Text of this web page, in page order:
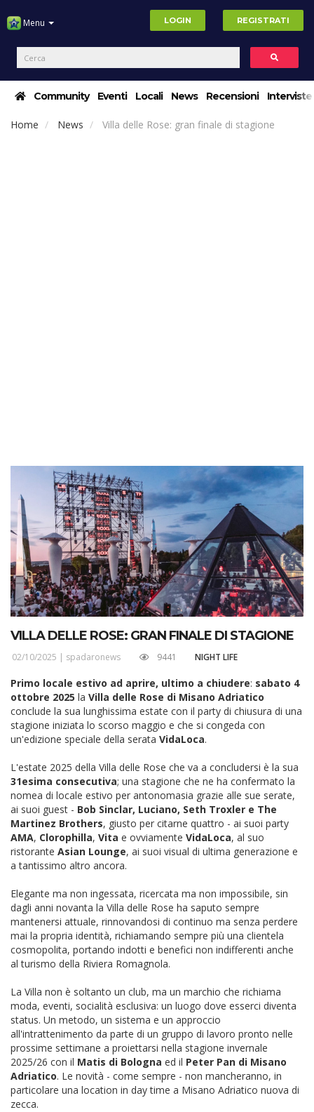
Menu LOGIN REGISTRATI
Community Eventi Locali News Recensioni Interviste
Home News Villa delle Rose: gran finale di stagione
VILLA DELLE ROSE: GRAN FINALE DI STAGIONE
02/10/2025 | spadaronews 9441 NIGHT LIFE
Primo locale estivo ad aprire, ultimo a chiudere: sabato 4
ottobre 2025 la Villa delle Rose di Misano Adriatico
conclude la sua lunghissima estate con il party di chiusura di una
stagione iniziata lo scorso maggio e che si congeda con
un'edizione speciale della serata VidaLoca.
L'estate 2025 della Villa delle Rose che va a concludersi è la sua
31esima consecutiva; una stagione che ne ha confermato la
nomea di locale estivo per antonomasia grazie alle sue serate,
ai suoi guest - Bob Sinclar, Luciano, Seth Troxler e The
Martinez Brothers, giusto per citarne quattro - ai suoi party
AMA, Clorophilla, Vita e ovviamente VidaLoca, al suo
ristorante Asian Lounge, ai suoi visual di ultima generazione e
a tantissimo altro ancora.
Elegante ma non ingessata, ricercata ma non impossibile, sin
dagli anni novanta la Villa delle Rose ha saputo sempre
mantenersi attuale, rinnovandosi di continuo ma senza perdere
mai la propria identità, richiamando sempre più una clientela
cosmopolita, portando indotti e benefici non indifferenti anche
al turismo della Riviera Romagnola.
La Villa non è soltanto un club, ma un marchio che richiama
moda, eventi, socialità esclusiva: un luogo dove esserci diventa
status. Un metodo, un sistema e un approccio
all'intrattenimento da parte di un gruppo di lavoro pronto nelle
prossime settimane a proiettarsi nella stagione invernale
2025/26 con il Matis di Bologna ed il Peter Pan di Misano
Adriatico. Le novità - come sempre - non mancheranno, in
particolare una location in day time a Misano Adriatico nuova di
zecca.